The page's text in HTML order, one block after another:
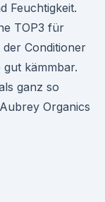
Feuchtigkeit.
TOP3 für
Conditioner
kämmbar.
ganz so
Organics